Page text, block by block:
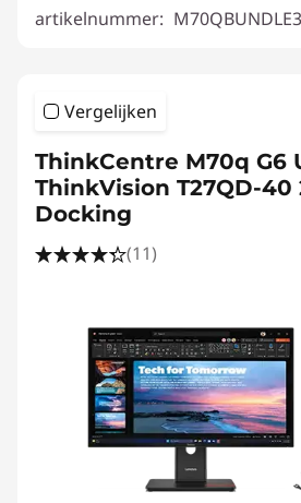
artikelnummer:
Vergelijken
ThinkCentre M70q G6
ThinkVision T27QD-40
Docking
(11)